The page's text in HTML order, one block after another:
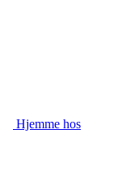
Hjemme hos